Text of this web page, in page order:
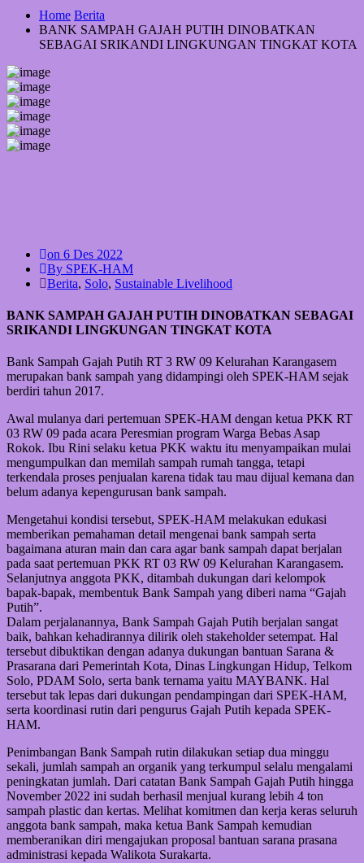
Home Berita
BANK SAMPAH GAJAH PUTIH DINOBATKAN
SEBAGAI SRIKANDI LINGKUNGAN TINGKAT KOTA
on 6 Des 2022
By SPEK-HAM
Berita, Solo, Sustainable Livelihood
BANK SAMPAH GAJAH PUTIH DINOBATKAN SEBAGAI
SRIKANDI LINGKUNGAN TINGKAT KOTA
Bank Sampah Gajah Putih RT 3 RW 09 Kelurahan Karangasem
merupakan bank sampah yang didampingi oleh SPEK-HAM sejak
berdiri tahun 2017.
Awal mulanya dari pertemuan SPEK-HAM dengan ketua PKK RT
03 RW 09 pada acara Peresmian program Warga Bebas Asap
Rokok. Ibu Rini selaku ketua PKK waktu itu menyampaikan mulai
mengumpulkan dan memilah sampah rumah tangga, tetapi
terkendala proses penjualan karena tidak tau mau dijual kemana dan
belum adanya kepengurusan bank sampah.
Mengetahui kondisi tersebut, SPEK-HAM melakukan edukasi
memberikan pemahaman detail mengenai bank sampah serta
bagaimana aturan main dan cara agar bank sampah dapat berjalan
pada saat pertemuan PKK RT 03 RW 09 Kelurahan Karangasem.
Selanjutnya anggota PKK, ditambah dukungan dari kelompok
bapak-bapak, membentuk Bank Sampah yang diberi nama “Gajah
Putih”.
Dalam perjalanannya, Bank Sampah Gajah Putih berjalan sangat
baik, bahkan kehadirannya dilirik oleh stakeholder setempat. Hal
tersebut dibuktikan dengan adanya dukungan bantuan Sarana &
Prasarana dari Pemerintah Kota, Dinas Lingkungan Hidup, Telkom
Solo, PDAM Solo, serta bank ternama yaitu MAYBANK. Hal
tersebut tak lepas dari dukungan pendampingan dari SPEK-HAM,
serta koordinasi rutin dari pengurus Gajah Putih kepada SPEK-
HAM.
Penimbangan Bank Sampah rutin dilakukan setiap dua minggu
sekali, jumlah sampah an organik yang terkumpul selalu mengalami
peningkatan jumlah. Dari catatan Bank Sampah Gajah Putih hingga
November 2022 ini sudah berhasil menjual kurang lebih 4 ton
sampah plastic dan kertas. Melihat komitmen dan kerja keras seluruh
anggota bank sampah, maka ketua Bank Sampah kemudian
memberanikan diri mengajukan proposal bantuan sarana prasana
administrasi kepada Walikota Surakarta.